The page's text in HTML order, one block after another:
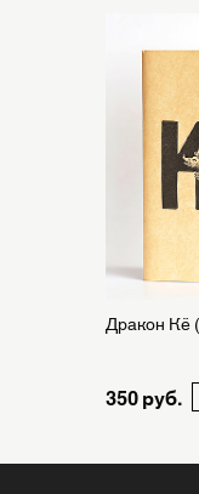
Дракон Кё
350